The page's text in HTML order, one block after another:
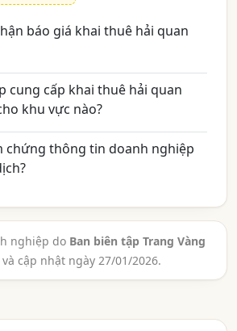
báo giá khai thuê hải quan
cung cấp khai thuê hải quan
khu vực nào?
chứng thông tin doanh nghiệp
nghiệp do Ban biên tập Trang Vàng
cập nhật ngày 27/01/2026.